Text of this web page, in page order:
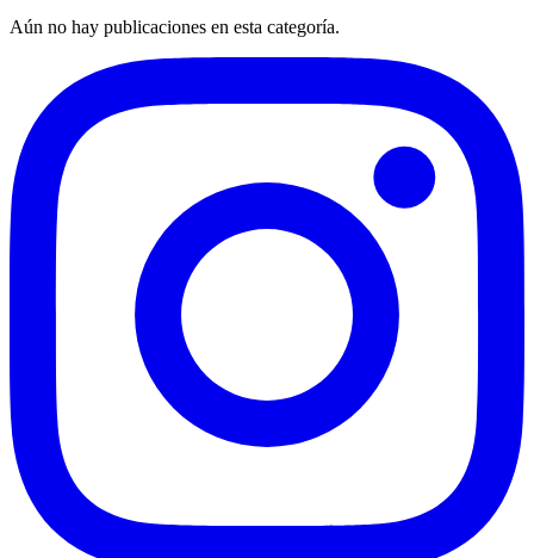
Aún no hay publicaciones en esta categoría.